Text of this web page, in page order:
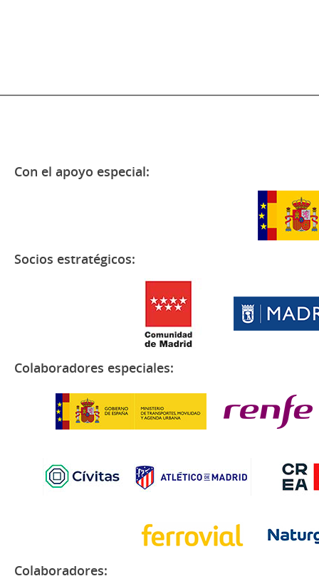
Con el apoyo especial:
Socios estratégicos:
Colaboradores especiales:
Colaboradores: